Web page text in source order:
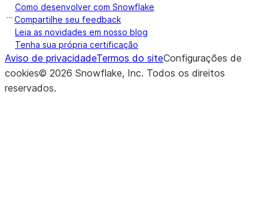
Como desenvolver com Snowflake
Compartilhe seu feedback
Leia as novidades em nosso blog
Tenha sua própria certificação
Aviso de privacidadeTermos do siteConfigurações de
cookies© 2026 Snowflake, Inc. Todos os direitos
reservados.